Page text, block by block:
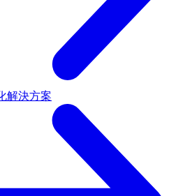
解決方案